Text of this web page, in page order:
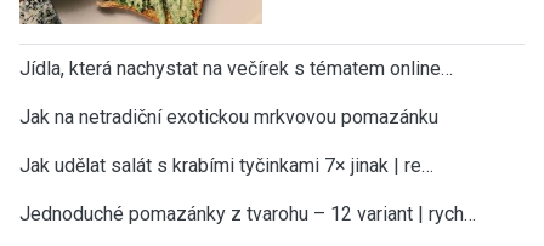
Jídla, která nachystat na večírek s tématem online…
Jak na netradiční exotickou mrkvovou pomazánku
Jak udělat salát s krabími tyčinkami 7× jinak | re…
Jednoduché pomazánky z tvarohu – 12 variant | rych…